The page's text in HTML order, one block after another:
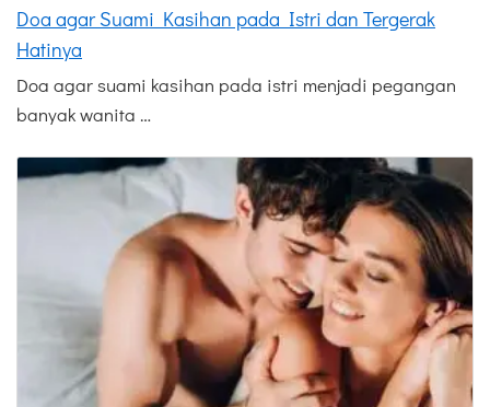
Doa agar Suami Kasihan pada Istri dan Tergerak
Hatinya
Doa agar suami kasihan pada istri menjadi pegangan
banyak wanita …